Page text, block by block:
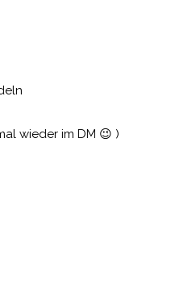
wieder im DM 😉 )